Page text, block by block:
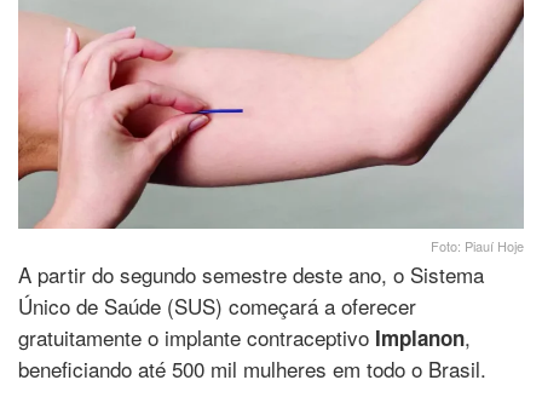
Foto: Piauí Hoje
A partir do segundo semestre deste ano, o Sistema
Único de Saúde (SUS) começará a oferecer
gratuitamente o implante contraceptivo Implanon,
beneficiando até 500 mil mulheres em todo o Brasil.